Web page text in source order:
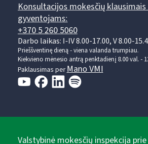
Konsultacijos mokesčių
gyventojams:
+370 5 260 5060
Darbo laikas: I-IV 8.00-17.00, V 8.00-
Prieššventinę dieną - viena valanda trumpiau.
Kiekvieno mėnesio antrą penktadienį 8.00 val. -
Paklausimas perMano VMI
Valstybinė mokesčių inspekcija